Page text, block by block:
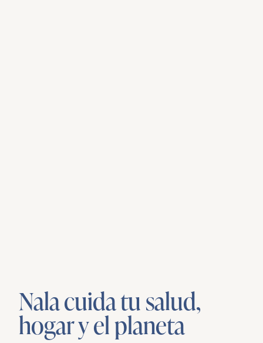
Nala cuida tu salud,
hogar y el planeta